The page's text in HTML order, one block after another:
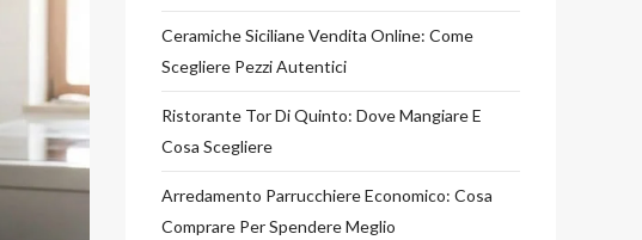
Ceramiche Siciliane Vendita Online: Come
Scegliere Pezzi Autentici
Ristorante Tor Di Quinto: Dove Mangiare E
Cosa Scegliere
Arredamento Parrucchiere Economico: Cosa
Comprare Per Spendere Meglio